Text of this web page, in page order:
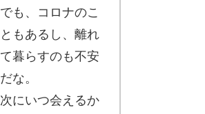
でも、コロナのこ
ともあるし、離れ
て暮らすのも不安
だな。
次にいつ会えるか